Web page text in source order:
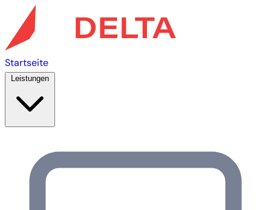
Startseite